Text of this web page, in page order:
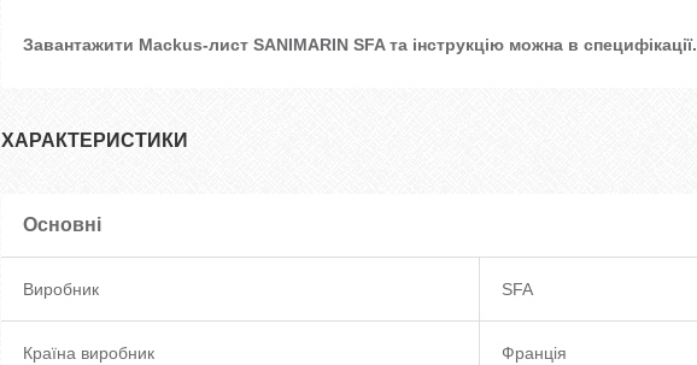
Завантажити Mackus-лист SANIMARIN SFA та інструкцію можна в специфікації.
ХАРАКТЕРИСТИКИ
Основні
Виробник SFA
Країна виробник Франція